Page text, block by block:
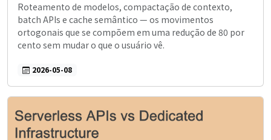
Roteamento de modelos, compactação de contexto,
batch APIs e cache semântico — os movimentos
ortogonais que se compõem em uma redução de 80 por
cento sem mudar o que o usuário vê.
2026-05-08